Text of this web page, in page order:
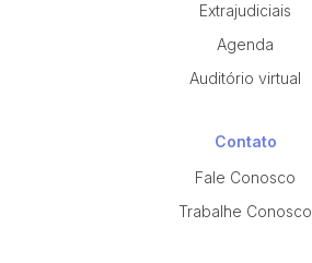
Extrajudiciais
Agenda
Auditório virtual
Contato
Fale Conosco
Trabalhe Conosco